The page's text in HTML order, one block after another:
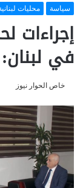
سياسة محليات
إجراءات
في
خاص الحوار نيوز